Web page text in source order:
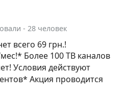
- 28 человек
всего 69 грн.!
Более 100 ТВ каналов
Условия действуют
Акция проводится